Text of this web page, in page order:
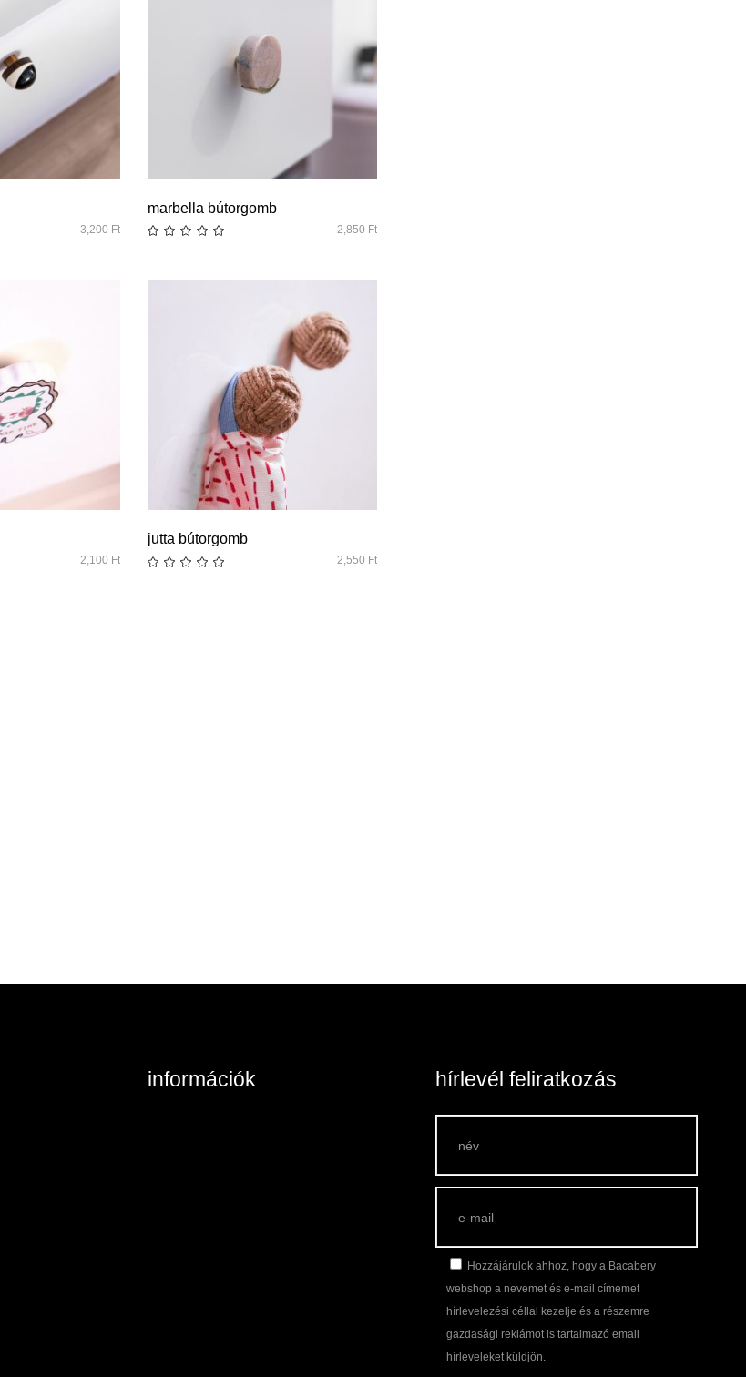
3,200 Ft
marbella bútorgomb
2,850 Ft
2,100 Ft
jutta bútorgomb
2,550 Ft
információk hírlevél feliratkozás
Hozzájárulok ahhoz, hogy a Bacabery
webshop a nevemet és e-mail címemet
hírlevelezési céllal kezelje és a részemre
gazdasági reklámot is tartalmazó email
hírleveleket küldjön.